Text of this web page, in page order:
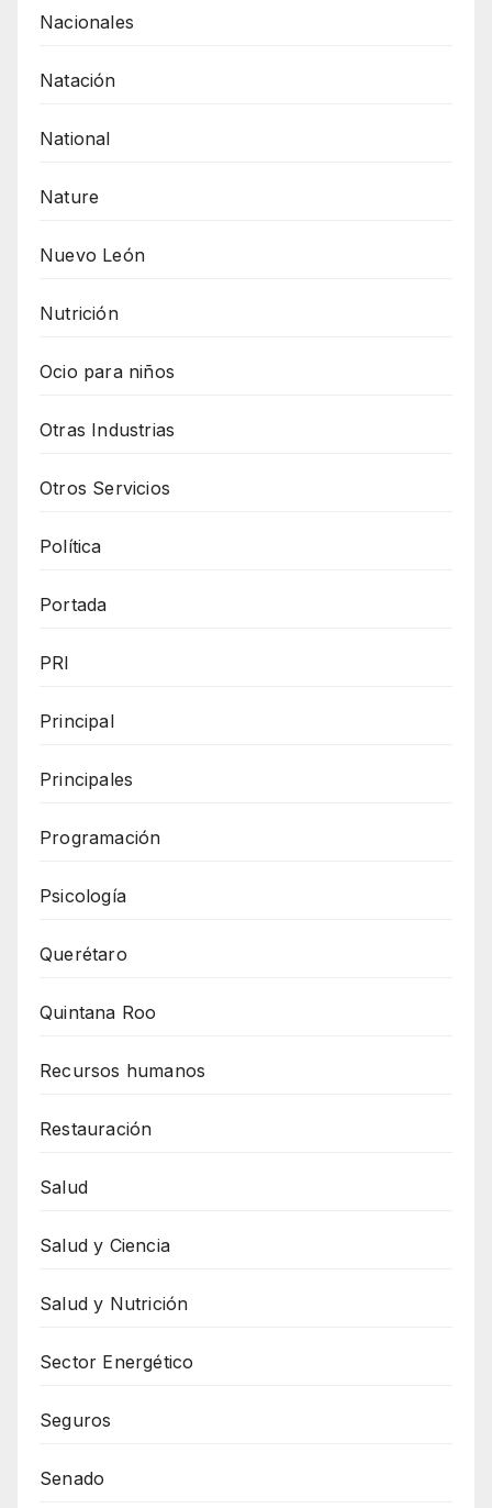
Nacionales
Natación
National
Nature
Nuevo León
Nutrición
Ocio para niños
Otras Industrias
Otros Servicios
Política
Portada
PRI
Principal
Principales
Programación
Psicología
Querétaro
Quintana Roo
Recursos humanos
Restauración
Salud
Salud y Ciencia
Salud y Nutrición
Sector Energético
Seguros
Senado